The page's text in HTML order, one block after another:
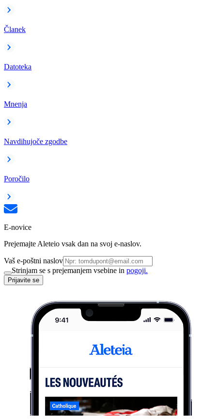
Članek
Datoteka
Mnenja
Navdihujoče zgodbe
Poročilo
E-novice
Prejemajte Aleteio vsak dan na svoj e-naslov.
Vaš e-poštni naslov
Strinjam se s prejemanjem vsebine in pogoji.
Prijavite se